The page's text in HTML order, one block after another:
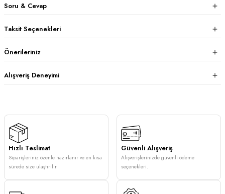
Soru & Cevap
Taksit Seçenekleri
Önerileriniz
Alışveriş Deneyimi
Hızlı Teslimat
Siparişleriniz özenle hazırlanır ve en kısa
sürede size ulaştırılır.
Güvenli Alışveriş
Alışverişlerinizde güvenli ödeme
seçenekleri.